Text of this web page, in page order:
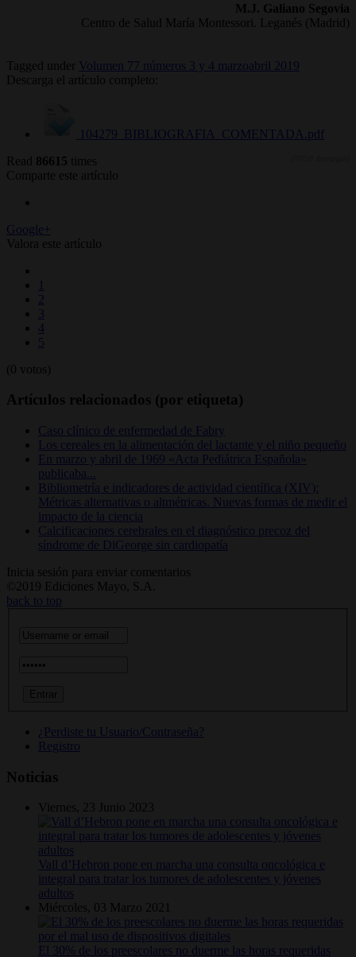
M.J. Galiano Segovia
Centro de Salud María Montessori. Leganés (Madrid)
Tagged under
Volumen 77 números 3 y 4 marzoabril 2019
Descarga el artículo completo:
104279_BIBLIOGRAFIA_COMENTADA.pdf
Read 86615 times
Comparte este artículo
Google+
Valora este artículo
1
2
3
4
5
(0 votos)
Artículos relacionados (por etiqueta)
Caso clínico de enfermedad de Fabry
Los cereales en la alimentación del lactante y el niño pequeño
En marzo y abril de 1969 «Acta Pediátrica Española»
publicaba...
Bibliometría e indicadores de actividad científica (XIV):
Métricas alternativas o altmétricas. Nuevas formas de medir el
impacto de la ciencia
Calcificaciones cerebrales en el diagnóstico precoz del
síndrome de DiGeorge sin cardiopatía
Inicia sesión para enviar comentarios
©2019 Ediciones Mayo, S.A.
back to top
¿Perdiste tu Usuario/Contraseña?
Registro
Noticias
Viernes, 23 Junio 2023
Vall d’Hebron pone en marcha una consulta oncológica e
integral para tratar los tumores de adolescentes y jóvenes
adultos
Miércoles, 03 Marzo 2021
El 30% de los preescolares no duerme las horas requeridas